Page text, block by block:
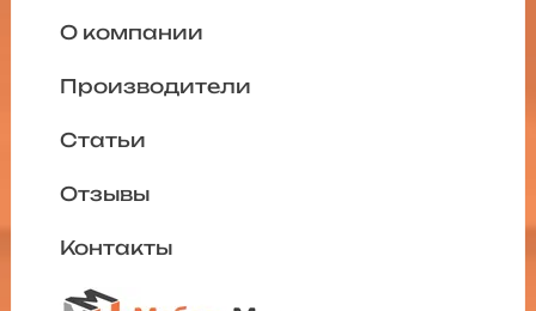
О компании
Производители
Статьи
Отзывы
Контакты